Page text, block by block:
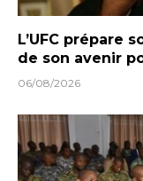
L’UFC prépare
de son avenir
06/08/2026